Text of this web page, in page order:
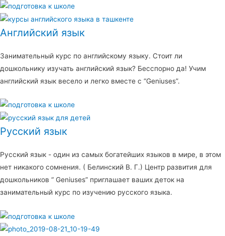
Английский язык
Занимательный курс по английскому языку. Стоит ли
дошкольнику изучать английский язык? Бесспорно да! Учим
английский язык весело и легко вместе с “Geniuses”.
Русский язык
Русский язык - один из самых богатейших языков в мире, в этом
нет никакого сомнения. ( Белинский В. Г.) Центр развития для
дошкольников “ Geniuses” приглашает ваших деток на
занимательный курс по изучению русского языка.